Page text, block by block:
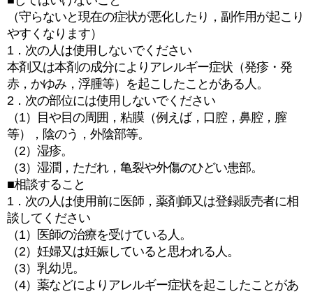
（守らないと現在の症状が悪化したり，副作用が起こり
やすくなります）
1．次の人は使用しないでください
本剤又は本剤の成分によりアレルギー症状（発疹・発
赤，かゆみ，浮腫等）を起こしたことがある人。
2．次の部位には使用しないでください
（1）目や目の周囲，粘膜（例えば，口腔，鼻腔，膣
等），陰のう，外陰部等。
（2）湿疹。
（3）湿潤，ただれ，亀裂や外傷のひどい患部。
■相談すること
1．次の人は使用前に医師，薬剤師又は登録販売者に相
談してください
（1）医師の治療を受けている人。
（2）妊婦又は妊娠していると思われる人。
（3）乳幼児。
（4）薬などによりアレルギー症状を起こしたことがあ